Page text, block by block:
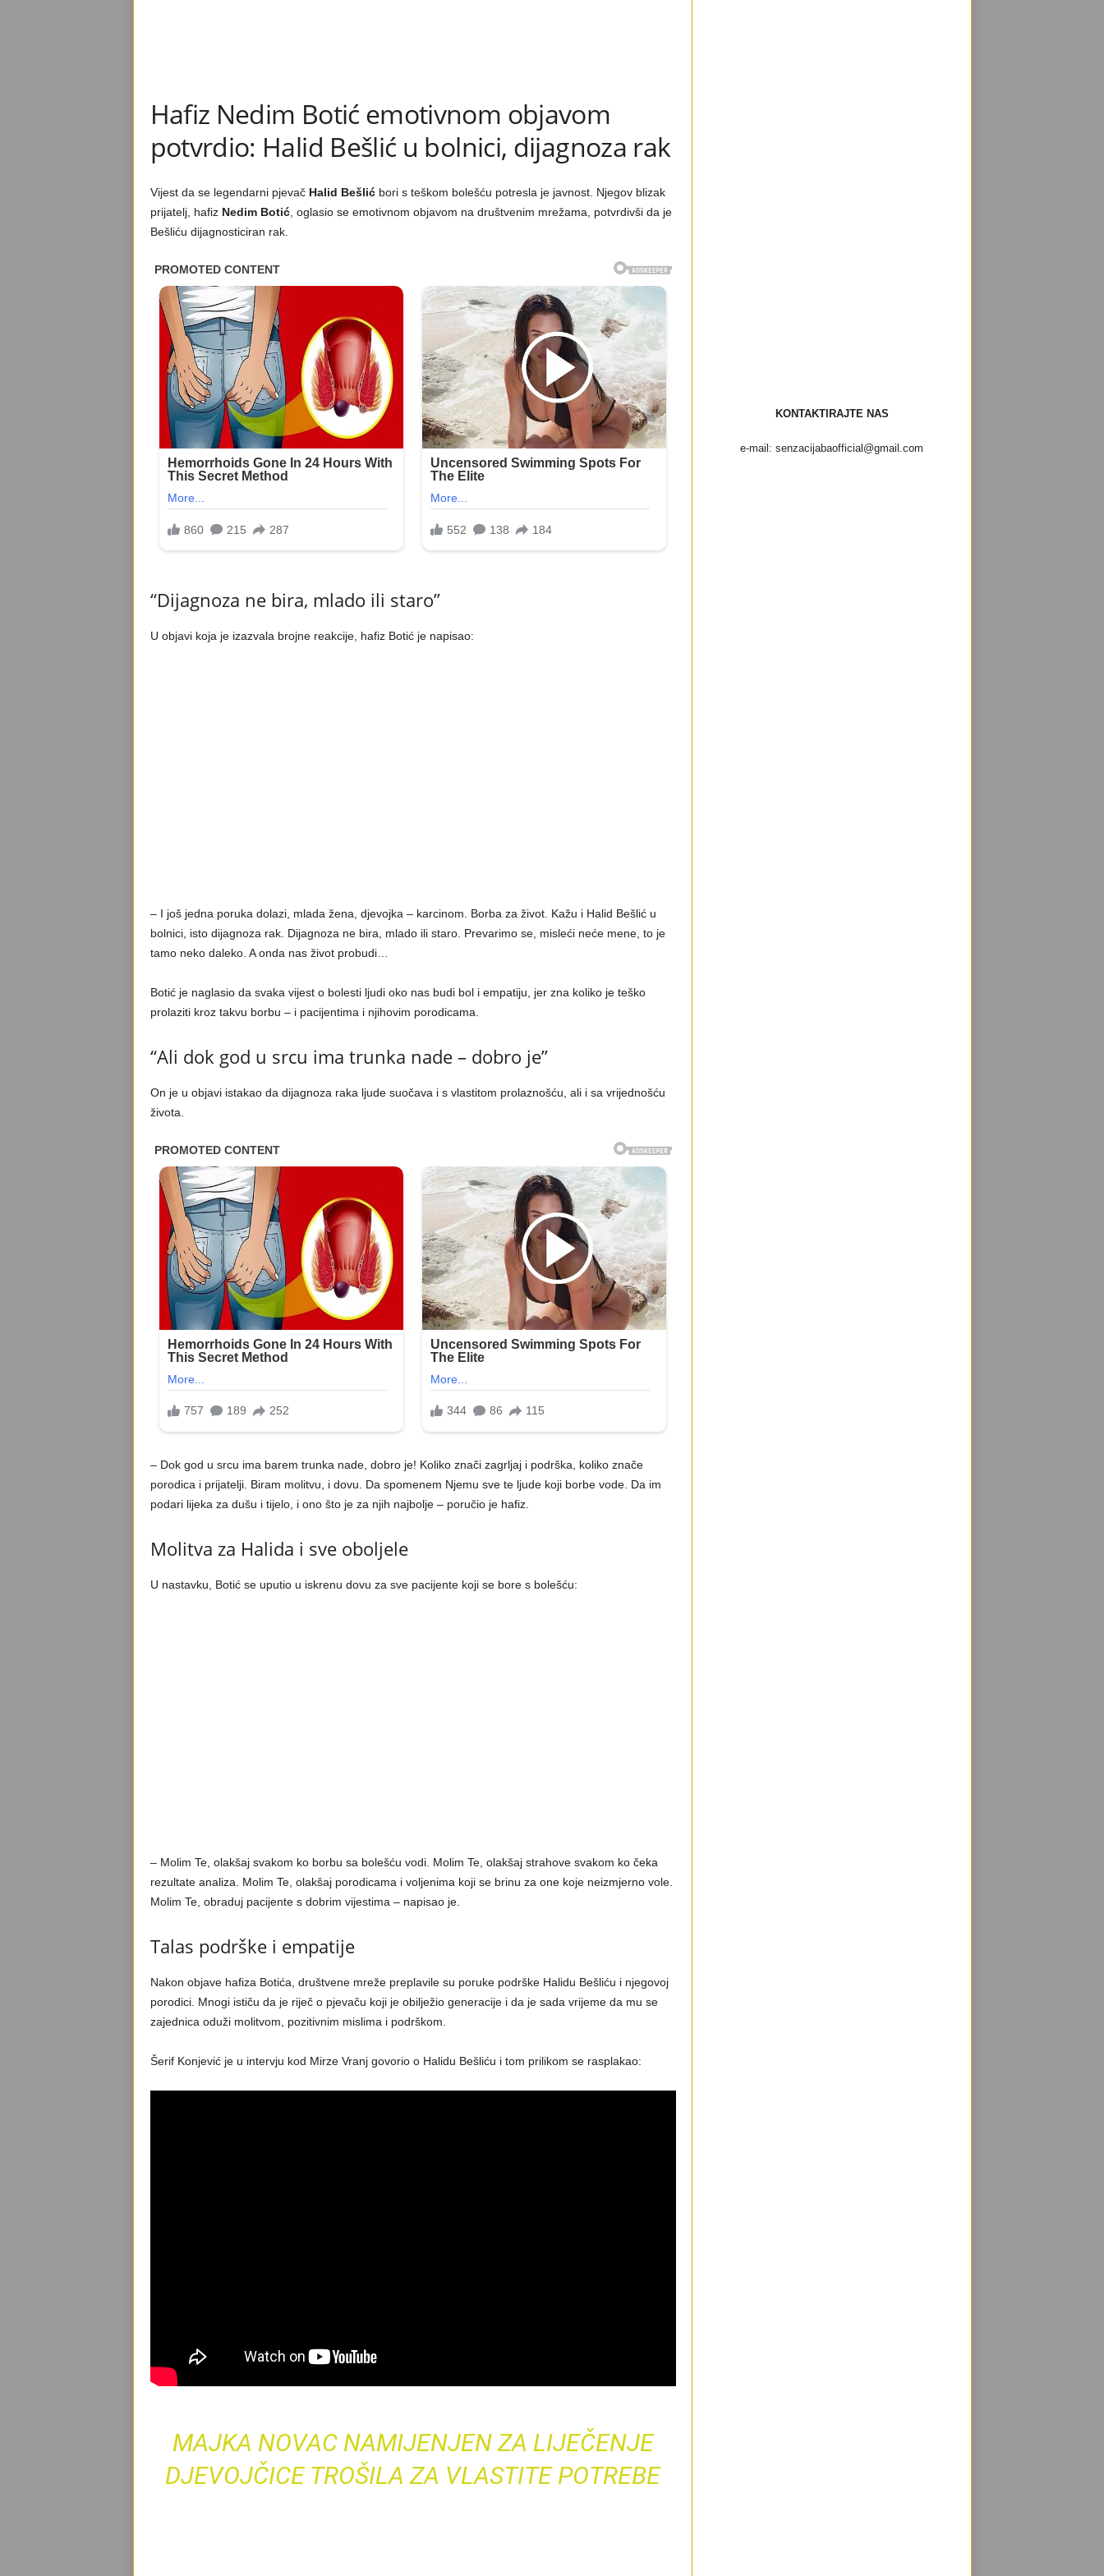
Hafiz Nedim Botić emotivnom objavom
potvrdio: Halid Bešlić u bolnici, dijagnoza rak
Vijest da se legendarni pjevač Halid Bešlićbori s teškom bolešću potresla je javnost. Njegov blizak
prijatelj, hafiz Nedim Botić, oglasio se emotivnom objavom na društvenim mrežama, potvrdivši da je
Bešliću dijagnosticiran rak.
“Dijagnoza ne bira, mlado ili staro”
U objavi koja je izazvala brojne reakcije, hafiz Botić je napisao:
– I još jedna poruka dolazi, mlada žena, djevojka – karcinom. Borba za život. Kažu i Halid Bešlić u
bolnici, isto dijagnoza rak. Dijagnoza ne bira, mlado ili staro. Prevarimo se, misleći neće mene, to je
tamo neko daleko. A onda nas život probudi…
Botić je naglasio da svaka vijest o bolesti ljudi oko nas budi bol i empatiju, jer zna koliko je teško
prolaziti kroz takvu borbu – i pacijentima i njihovim porodicama.
“Ali dok god u srcu ima trunka nade – dobro je”
On je u objavi istakao da dijagnoza raka ljude suočava i s vlastitom prolaznošću, ali i sa vrijednošću
života.
– Dok god u srcu ima barem trunka nade, dobro je! Koliko znači zagrljaj i podrška, koliko znače
porodica i prijatelji. Biram molitvu, i dovu. Da spomenem Njemu sve te ljude koji borbe vode. Da im
podari lijeka za dušu i tijelo, i ono što je za njih najbolje – poručio je hafiz.
Molitva za Halida i sve oboljele
U nastavku, Botić se uputio u iskrenu dovu za sve pacijente koji se bore s bolešću:
– Molim Te, olakšaj svakom ko borbu sa bolešću vodi. Molim Te, olakšaj strahove svakom ko čeka
rezultate analiza. Molim Te, olakšaj porodicama i voljenima koji se brinu za one koje neizmjerno vole.
Molim Te, obraduj pacijente s dobrim vijestima – napisao je.
Talas podrške i empatije
Nakon objave hafiza Botića, društvene mreže preplavile su poruke podrške Halidu Bešliću i njegovoj
porodici. Mnogi ističu da je riječ o pjevaču koji je obilježio generacije i da je sada vrijeme da mu se
zajednica oduži molitvom, pozitivnim mislima i podrškom.
Šerif Konjević je u intervju kod Mirze Vranj govorio o Halidu Bešliću i tom prilikom se rasplakao:
MAJKA NOVAC NAMIJENJEN ZA LIJEČENJE
DJEVOJČICE TROŠILA ZA VLASTITE POTREBE
KONTAKTIRAJTE NAS
e-mail: senzacijabaofficial@gmail.com